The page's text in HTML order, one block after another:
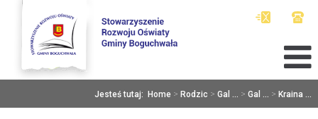
Jesteś tutaj: Home > Rodzic > Gal ... > Gal ... > Kraina ...